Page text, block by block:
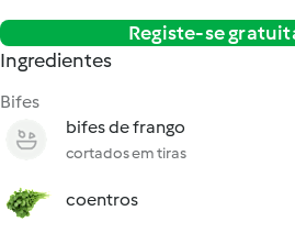
Registe-se
Ingredientes
Bifes
bifes de frango
cortados em tiras
coentros